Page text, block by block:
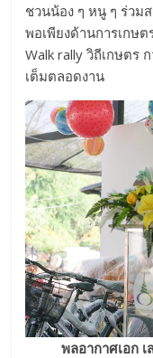
ชวนน้อง ๆ หนู ๆ ร่วม
พอเพียงด้านการเกษ
Walk rally วิถีเกษตร
เต็มตลอดงาน
พลอากาศเอก